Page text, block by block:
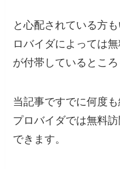
と心配されている方
ロバイダによっては
が付帯しているところ
当記事ですでに何度
プロバイダでは無料
できます。